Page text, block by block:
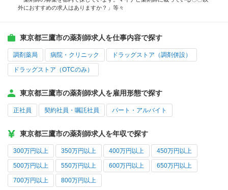
外におすすめの求人はありますか？」等々
東京都三鷹市の薬剤師求人を仕事内容で探す
調剤薬局 病院・クリニック ドラッグストア（調剤併設）
ドラッグストア（OTCのみ）
東京都三鷹市の薬剤師求人を雇用形態で探す
正社員 契約社員・嘱託社員 パート・アルバイト
東京都三鷹市の薬剤師求人を年収で探す
300万円以上 350万円以上 400万円以上 450万円以上
500万円以上 550万円以上 600万円以上 650万円以上
700万円以上 800万円以上